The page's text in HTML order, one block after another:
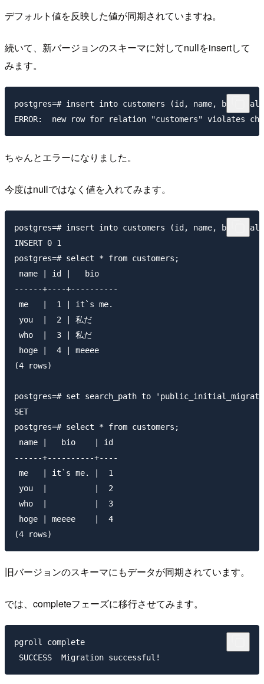
デフォルト値を反映した値が同期されていますね。
続いて、新バージョンのスキーマに対してnullをinsertして
みます。
postgres=# insert into customers (id, name, bio)
ちゃんとエラーになりました。
今度はnullではなく値を入れてみます。
postgres=# insert into customers (id, name, bio)
INSERT 0 1
postgres=# select * from customers;
name | id |   bio
------+----+----------
me   |  1 | it`s me.
you  |  2 | 私だ
who  |  3 | 私だ
hoge |  4 | meeee
(4 rows)
postgres=# set search_path to
SET
postgres=# select * from customers;
name |   bio    | id
------+----------+----
me   | it`s me. |  1
you  |          |  2
who  |          |  3
hoge | meeee    |  4
旧バージョンのスキーマにもデータが同期されています。
では、completeフェーズに移行させてみます。
pgroll complete